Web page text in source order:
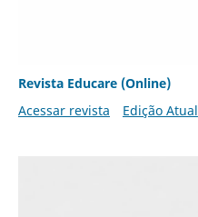
Revista Educare (Online)
Acessar revista
Edição Atual